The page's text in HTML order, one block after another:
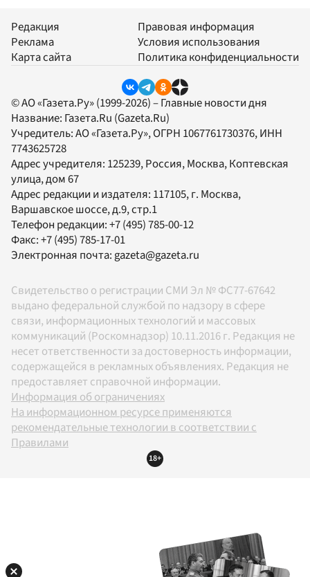
Редакция
Реклама
Карта сайта
Правовая информация
Условия использования
Политика конфиденциальности
© АО «Газета.Ру» (1999-2026) – Главные новости дня
Название: Газета.Ru (Gazeta.Ru)
Учредитель:АО «Газета.Ру», ОГРН 1067761730376, ИНН
7743625728
Адрес учредителя: 125239, Россия, Москва, Коптевская
улица, дом 67
Адрес редакции и издателя: 117105, г. Москва,
Варшавское шоссе, д.9, стр.1
Телефон редакции:+7 (495) 785-00-12
Факс:+7 (495) 785-17-01
Электронная почта: gazeta@gazeta.ru
Свидетельство о регистрации СМИ Эл № ФС77-67642
выдано федеральной службой по надзору в сфере
связи, информационных технологий и массовых
коммуникаций (Роскомнадзор) 10.11.2016 г. Редакция не
несет ответственности за достоверность информации,
содержащейся в рекламных объявлениях. Редакция не
предоставляет справочной информации.
Информация об ограничениях
На информационном ресурсе применяются
рекомендательные технологии в соответствии с
Правилами
18+